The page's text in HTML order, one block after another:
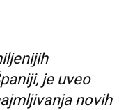
je uveo
novih